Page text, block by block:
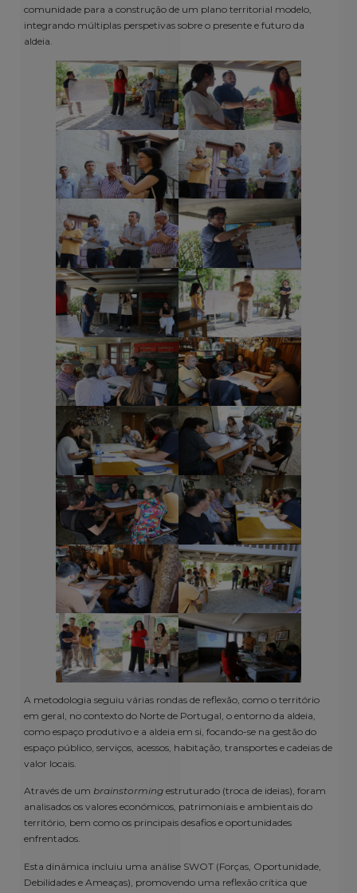
comunidade para a construção de um plano territorial modelo,
integrando múltiplas perspetivas sobre o presente e futuro da
aldeia.
A metodologia seguiu várias rondas de reflexão, como o território
em geral, no contexto do Norte de Portugal, o entorno da aldeia,
como espaço produtivo e a aldeia em si, focando-se na gestão do
espaço público, serviços, acessos, habitação, transportes e cadeias de
valor locais.
Através de um brainstorming estruturado (troca de ideias), foram
analisados os valores económicos, patrimoniais e ambientais do
território, bem como os principais desafios e oportunidades
enfrentados.
Esta dinâmica incluiu uma análise SWOT (Forças, Oportunidade,
Debilidades e Ameaças), promovendo uma reflexão crítica que